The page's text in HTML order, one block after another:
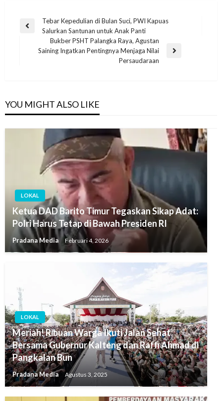
Tebar Kepedulian di Bulan Suci, PWI Kapuas
Salurkan Santunan untuk Anak Panti
Bukber PSHT Palangka Raya, Agustan
Saining Ingatkan Pentingnya Menjaga Nilai
Persaudaraan
YOU MIGHT ALSO LIKE
LOKAL
Ketua DAD Barito Timur Tegaskan Sikap Adat:
Polri Harus Tetap di Bawah Presiden RI
Pradana Media Februari 4, 2026
LOKAL
Meriah! Ribuan Warga Ikuti Jalan Sehat
Bersama Gubernur Kalteng dan Raffi Ahmad di
Pangkalan Bun
Pradana Media Agustus 3, 2025